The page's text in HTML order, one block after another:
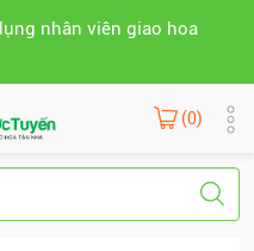
nhân viên giao hoa
(0)